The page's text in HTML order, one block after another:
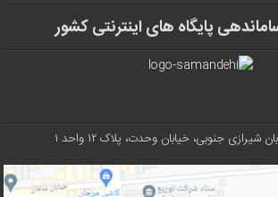
پایگاه های اینترنتی کشور
شیرازی جنوبی، خیابان وحدت، پلاک ۱۲ واحد ۱